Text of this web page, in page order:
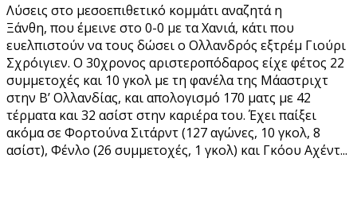
Λύσεις στο μεσοεπιθετικό κομμάτι αναζητά η
Ξάνθη, που έμεινε στο 0-0 με τα Χανιά, κάτι που
ευελπιστούν να τους δώσει ο Ολλανδρός εξτρέμ Γιούρι
Σχρόιγιεν. Ο 30χρονος αριστεροπόδαρος είχε φέτος 22
συμμετοχές και 10 γκολ με τη φανέλα της Μάαστριχτ
στην Β’ Ολλανδίας, και απολογισμό 170 ματς με 42
τέρματα και 32 ασίστ στην καριέρα του. Έχει παίξει
ακόμα σε Φορτούνα Σιτάρντ (127 αγώνες, 10 γκολ, 8
ασίστ), Φένλο (26 συμμετοχές, 1 γκολ) και Γκόου Αχέντ...